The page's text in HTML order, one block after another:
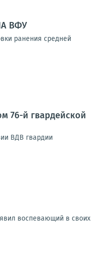
ВФУ
ранения средней
76-й гвардейской
ВДВ гвардии
воспевающий в своих